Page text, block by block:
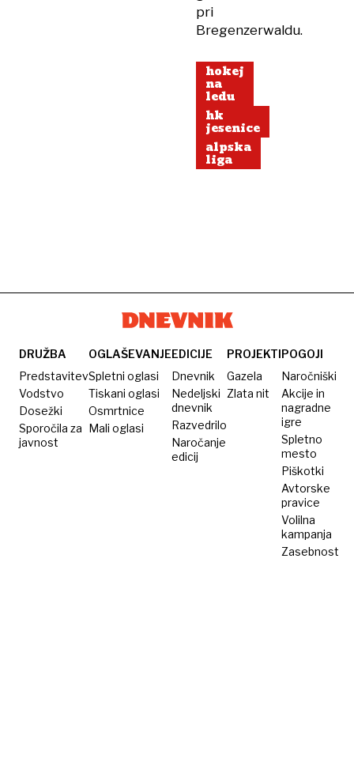
pri
Bregenzerwaldu.
hokej
na
ledu
hk
jesenice
alpska
liga
DRUŽBA
Predstavitev
Vodstvo
Dosežki
Sporočila za
javnost
OGLAŠEVANJE
Spletni oglasi
Tiskani oglasi
Osmrtnice
Mali oglasi
EDICIJE
Dnevnik
Nedeljski
dnevnik
Razvedrilo
Naročanje
edicij
PROJEKTI
Gazela
Zlata nit
POGOJI
Naročniški
Akcije in
nagradne
igre
Spletno
mesto
Piškotki
Avtorske
pravice
Volilna
kampanja
Zasebnost